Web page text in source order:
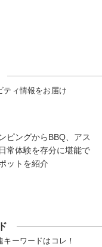
ティ情報をお届け
ピングからBBQ、アス
常体験を存分に堪能で
ットを紹介
ーワードはコレ！